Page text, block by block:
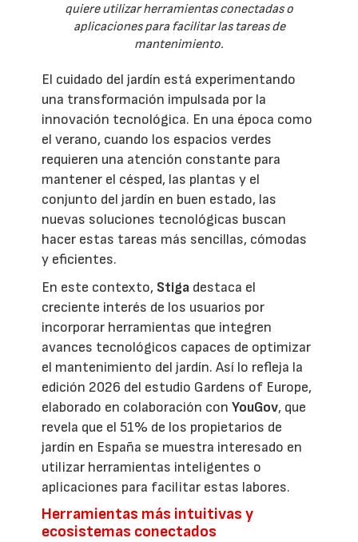
quiere utilizar herramientas conectadas o
aplicaciones para facilitar las tareas de
mantenimiento.
El cuidado del jardín está experimentando
una transformación impulsada por la
innovación tecnológica. En una época como
el verano, cuando los espacios verdes
requieren una atención constante para
mantener el césped, las plantas y el
conjunto del jardín en buen estado, las
nuevas soluciones tecnológicas buscan
hacer estas tareas más sencillas, cómodas
y eficientes.
En este contexto, Stiga destaca el
creciente interés de los usuarios por
incorporar herramientas que integren
avances tecnológicos capaces de optimizar
el mantenimiento del jardín. Así lo refleja la
edición 2026 del estudio Gardens of Europe,
elaborado en colaboración conYouGov, que
revela que el 51% de los propietarios de
jardín en España se muestra interesado en
utilizar herramientas inteligentes o
aplicaciones para facilitar estas labores.
Herramientas más intuitivas y
ecosistemas conectados